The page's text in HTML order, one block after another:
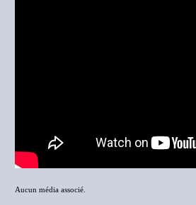
Aucun média associé.